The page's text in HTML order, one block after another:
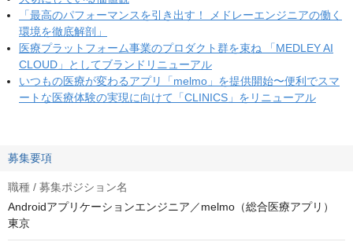
「最高のパフォーマンスを引き出す！ メドレーエンジニアの働く
環境を徹底解剖」
医療プラットフォーム事業のプロダクト群を束ね 「MEDLEY AI
CLOUD」としてブランドリニューアル
いつもの医療が変わるアプリ「melmo」を提供開始〜便利でスマ
ートな医療体験の実現に向けて「CLINICS」をリニューアル
募集要項
職種 / 募集ポジション名
Androidアプリケーションエンジニア／melmo（総合医療アプリ）
東京